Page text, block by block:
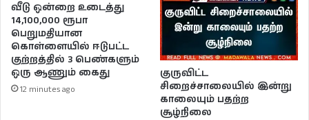
வீடு ஒன்றை உடைத்து
14,100,000 ரூபா
பெறுமதியான
கொள்ளையில் ஈடுபட்ட
குற்றத்தில் 3 பெண்களும்
ஒரு ஆணும் கைது
12 minutes ago
குருவிட்ட
சிறைச்சாலையில் இன்று
காலையும் பதற்ற
சூழ்நிலை